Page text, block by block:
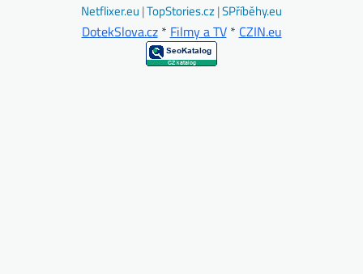
Netflixer.eu |TopStories.cz|SPříběhy.eu
DotekSlova.cz* Filmy a TV* CZIN.eu